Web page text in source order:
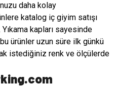
daha kolay
katalog iç giyim satışı
kapları sayesinde
ürünler uzun süre ilk günkü
istediğiniz renk ve ölçülerde